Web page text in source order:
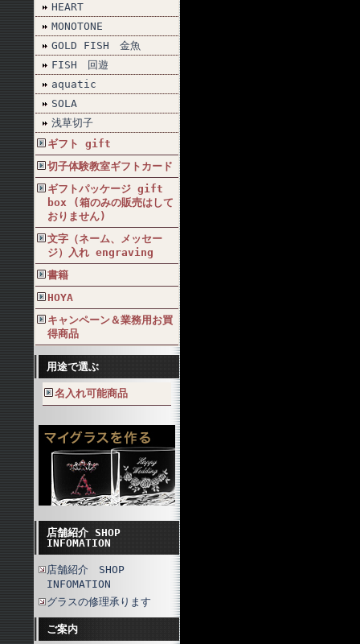
HEART
MONOTONE
GOLD FISH 金魚
FISH 回遊
aquatic
SOLA
浅草切子
ギフト gift
切子体験教室ギフトカード
ギフトパッケージ gift
box (箱のみの販売はして
おりません)
文字（ネーム、メッセー
ジ）入れ engraving
書籍
HOYA
キャンペーン＆業務用お買
得商品
用途で選ぶ
名入れ可能商品
店舗紹介 SHOP
INFOMATION
店舗紹介 SHOP
INFOMATION
グラスの修理承ります
ご案内